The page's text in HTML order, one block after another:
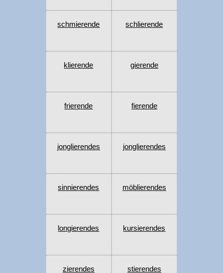
schmierende schlierende
klierende gierende
frierende fierende
jonglierendes jonglierendes
sinnierendes möblierendes
longierendes kursierendes
zierendes stierendes